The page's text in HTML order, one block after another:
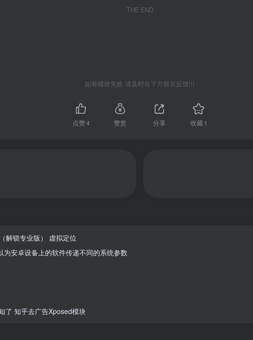
THE END
如有模块失效 请及时在下方留言反馈!!!
点赞4 赞赏 分享 收藏1
解锁专业版） 虚拟定位
为安卓设备上的软件传递不同的系统参数
了 知乎去广告Xposed模块